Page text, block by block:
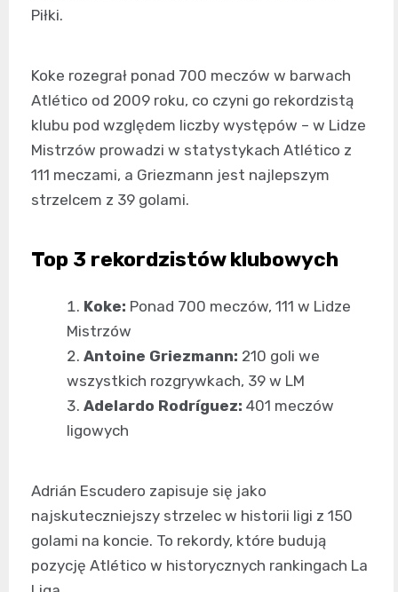
Piłki.
Koke rozegrał ponad 700 meczów w barwach
Atlético od 2009 roku, co czyni go rekordzistą
klubu pod względem liczby występów – w Lidze
Mistrzów prowadzi w statystykach Atlético z
111 meczami, a Griezmann jest najlepszym
strzelcem z 39 golami.
Top 3 rekordzistów klubowych
Koke: Ponad 700 meczów, 111 w Lidze
Mistrzów
Antoine Griezmann: 210 goli we
wszystkich rozgrywkach, 39 w LM
Adelardo Rodríguez: 401 meczów
ligowych
Adrián Escudero zapisuje się jako
najskuteczniejszy strzelec w historii ligi z 150
golami na koncie. To rekordy, które budują
pozycję Atlético w historycznych rankingach La